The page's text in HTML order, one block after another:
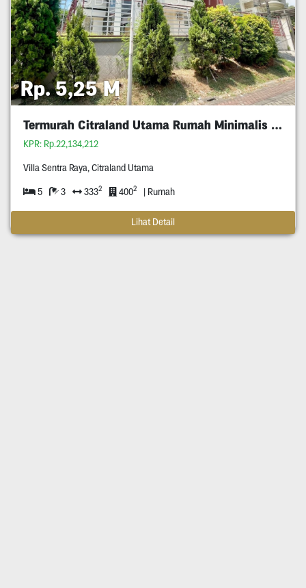
Rp. 5,25 M
Termurah Citraland Utama Rumah Minimalis 5M An
KPR: Rp.22,134,212
Villa Sentra Raya, Citraland Utama
5 3 3332 4002 | Rumah
Lihat Detail